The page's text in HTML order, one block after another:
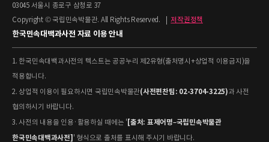
03045 서울시 종로구 삼청로 37
Copyright © 국립민속박물관. All Rights Reserved.
저작권정책
한국민속대백과사전 자료 이용 안내
1. 한국민속대백과사전의 텍스트는 공공누리 제2유형(출처명시+상업적 이용금지)을
적용합니다.
2. 상업적 이용이 필요하시면 국립민속박물관(사전편찬팀: 02-3704-3225)과 사전
협의하시기 바랍니다.
3. 사전의 내용을 인용·활용하실 때에는 '[출처: 표제어명–국립민속박물관
한국민속대백과사전]' 형식으로 출처를 표시해 주시기 바랍니다.